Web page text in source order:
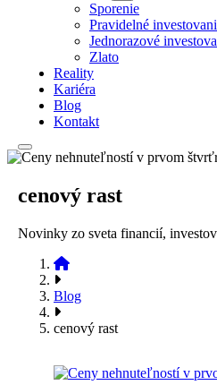
Sporenie
Pravidelné
Jednorazové
Zlato
Reality
Kariéra
Blog
Kontakt
cenový rast
Novinky zo sveta financií,
Blog
cenový rast